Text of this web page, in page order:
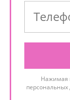
Нажимая
персональных